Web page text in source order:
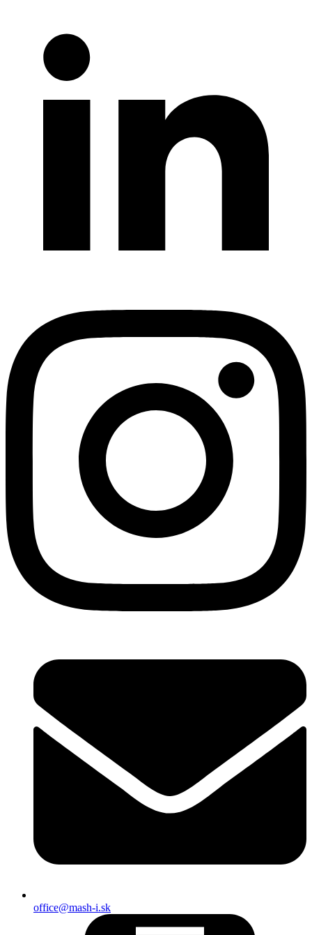
office@mash-i.sk